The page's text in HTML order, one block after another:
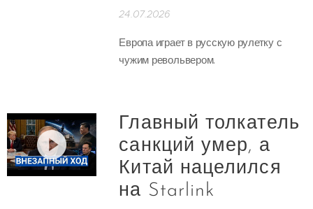
24.07.2026
Европа играет в русскую рулетку с
чужим револьвером.
Главный толкатель
санкций умер, а
Китай нацелился
на Starlink